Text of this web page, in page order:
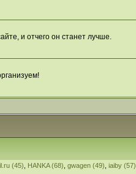
и отчего он станет лучше.
(45) HANKA (68) gwagen (49) iaiby (57)